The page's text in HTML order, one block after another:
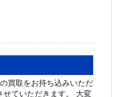
買取をお持ち込みいただ
せていただきます。 大変